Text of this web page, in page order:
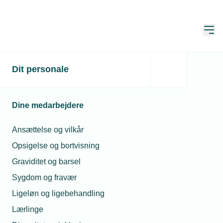
Dit personale
Dine medarbejdere
Ansættelse og vilkår
Opsigelse og bortvisning
Graviditet og barsel
Sygdom og fravær
Ligeløn og ligebehandling
Lærlinge
Sygdom og fravær